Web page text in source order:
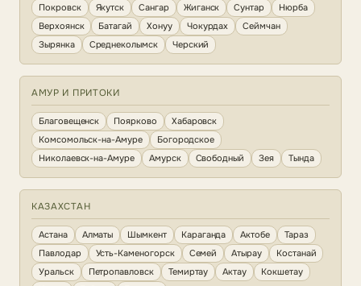
Покровск
Якутск Сангар Жиганск Сунтар
Нюрба
Верхоянск
Батагай Хонуу Чокурдах
Сеймчан
Зырянка
Среднеколымск Черский
АМУР И ПРИТОКИ
Благовещенск Поярково
Хабаровск
Комсомольск-на-Амуре
Богородское
Николаевск-на-Амуре
Амурск Свободный Зея Тында
КАЗАХСТАН
Астана Алматы Шымкент Караганда Актобе
Тараз
Павлодар
Усть-Каменогорск Семей Атырау
Костанай
Уральск
Петропавловск Темиртау Актау
Кокшетау